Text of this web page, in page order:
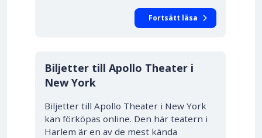
Fortsätt läsa
Biljetter till Apollo Theater i
New York
Biljetter till Apollo Theater i New York
kan förköpas online. Den här teatern i
Harlem är en av de mest kända